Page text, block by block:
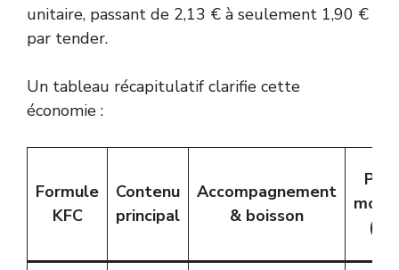
unitaire, passant de 2,13 € à seulement 1,90 €
par tender.
Un tableau récapitulatif clarifie cette
économie :
Formule
KFC
Contenu
principal
Accompagnement
& boisson
Prix
(€)